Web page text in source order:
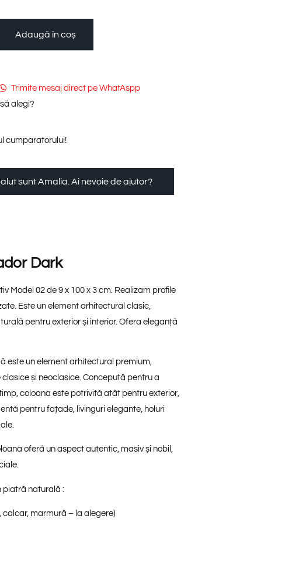
Adaugă în coș
Trimite mesaj direct pe WhatAspp
alegi?
cumparatorului!
sunt Amalia. Ai nevoie de ajutor?
Dark
Model 02 de 9 x 100 x 3 cm. Realizam profile
Este un element arhitectural clasic,
pentru exterior și interior. Ofera eleganță
este un element arhitectural premium,
și neoclasice. Concepută pentru a
coloana este potrivită atât pentru exterior
pentru fațade, livinguri elegante, holuri
oferă un aspect autentic, masiv și nobil,
piatră naturală :
marmură – la alegere)